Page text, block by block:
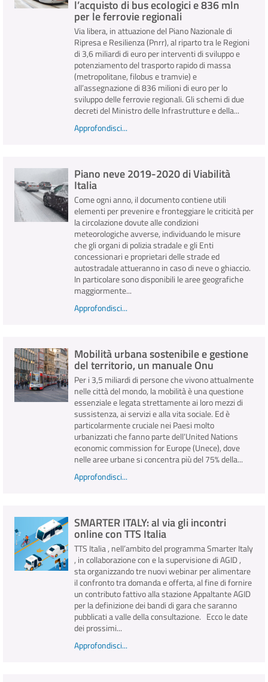
l’acquisto di bus ecologici e 836 mln
per le ferrovie regionali
Via libera, in attuazione del Piano Nazionale di
Ripresa e Resilienza (Pnrr), al riparto tra le Regioni
di 3,6 miliardi di euro per interventi di sviluppo e
potenziamento del trasporto rapido di massa
(metropolitane, filobus e tramvie) e
all’assegnazione di 836 milioni di euro per lo
sviluppo delle ferrovie regionali. Gli schemi di due
decreti del Ministro delle Infrastrutture e della...
Approfondisci...
Piano neve 2019-2020 di Viabilità
Italia
Come ogni anno, il documento contiene utili
elementi per prevenire e fronteggiare le criticità per
la circolazione dovute alle condizioni
meteorologiche avverse, individuando le misure
che gli organi di polizia stradale e gli Enti
concessionari e proprietari delle strade ed
autostradale attueranno in caso di neve o ghiaccio.
In particolare sono disponibili le aree geografiche
maggiormente...
Approfondisci...
Mobilità urbana sostenibile e gestione
del territorio, un manuale Onu
Per i 3,5 miliardi di persone che vivono attualmente
nelle città del mondo, la mobilità è una questione
essenziale e legata strettamente ai loro mezzi di
sussistenza, ai servizi e alla vita sociale. Ed è
particolarmente cruciale nei Paesi molto
urbanizzati che fanno parte dell’United Nations
economic commission for Europe (Unece), dove
nelle aree urbane si concentra più del 75% della...
Approfondisci...
SMARTER ITALY: al via gli incontri
online con TTS Italia
TTS Italia , nell’ambito del programma Smarter Italy
, in collaborazione con e la supervisione di AGID ,
sta organizzando tre nuovi webinar per alimentare
il confronto tra domanda e offerta, al fine di fornire
un contributo fattivo alla stazione Appaltante AGID
per la definizione dei bandi di gara che saranno
pubblicati a valle della consultazione. Ecco le date
dei prossimi...
Approfondisci...